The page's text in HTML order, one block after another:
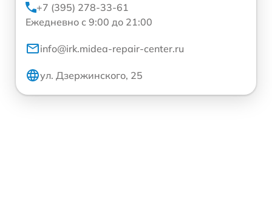
+7 (395) 278-33-61
Ежедневно с 9:00 до 21:00
info@irk.midea-repair-center.ru
ул. Дзержинского, 25